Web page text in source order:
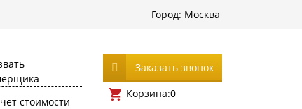
Город: Москва
стоимости
Заказать звонок
Корзина:0